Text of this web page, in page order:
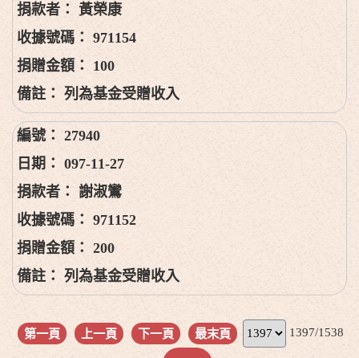
黃榮康
971154
100
列為基金受贈收入
27940
097-11-27
謝淑鸞
971152
200
列為基金受贈收入
第一頁 上一頁 下一頁 最末頁 1397/1538